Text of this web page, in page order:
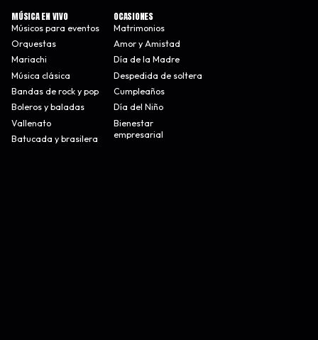
MÚSICA EN VIVO
Músicos para eventos
Orquestas
Mariachi
Música clásica
Bandas de rock y pop
Boleros y baladas
Vallenato
Batucada y brasilera
OCASIONES
Matrimonios
Amor y Amistad
Día de la Madre
Despedida de soltera
Cumpleaños
Día del Niño
Bienestar
empresarial